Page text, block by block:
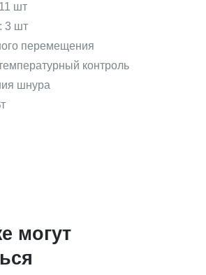
шт
3 шт
перемещения
контроль
шнура
могут